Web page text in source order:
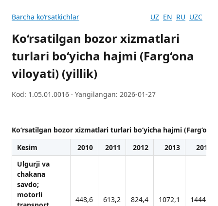
Barcha koʻrsatkichlar UZ EN RU UZC
Ko‘rsatilgan bozor xizmatlari
turlari boʻyicha hajmi (Farg‘ona
viloyati) (yillik)
Kod: 1.05.01.0016 · Yangilangan: 2026-01-27
Ko‘rsatilgan bozor xizmatlari turlari boʻyicha hajmi
Kesim
2010 2011 2012 2013
2014
Ulgurji vа
chаkаnа
sаvdo;
motorli
448,6 613,2 824,4 1072,1 1444,7